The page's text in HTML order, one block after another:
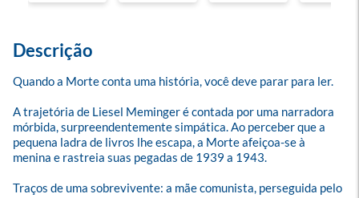
Descrição
Quando a Morte conta uma história, você deve parar para ler.
A trajetória de Liesel Meminger é contada por uma narradora
mórbida, surpreendentemente simpática. Ao perceber que a
pequena ladra de livros lhe escapa, a Morte afeiçoa-se à
menina e rastreia suas pegadas de 1939 a 1943.
Traços de uma sobrevivente: a mãe comunista, perseguida pelo